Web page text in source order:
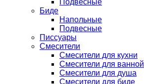
Подвесные
Биде
Напольные
Подвесные
Писсуары
Смесители
Смесители для кухни
Смесители для ванной
Смесители для душа
Смесители для биде